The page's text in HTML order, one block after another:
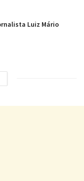
Luiz Mário